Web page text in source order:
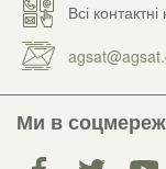
Всі
Ми в